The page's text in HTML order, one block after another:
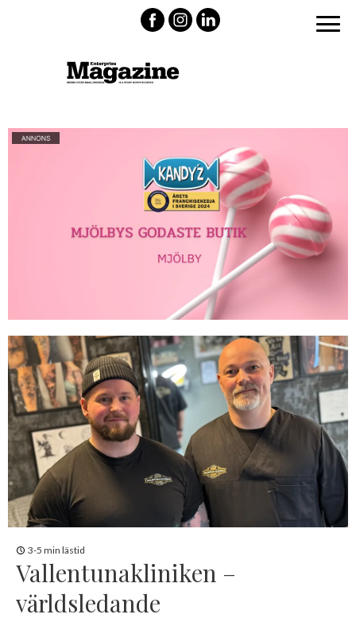
3-5 min lästid
Vallentunakliniken –
världsledande